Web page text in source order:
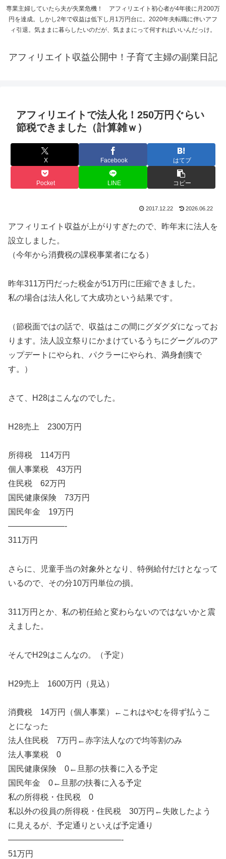
専業主婦していたら夫が失業危機！ アフィリエイト初心者が4年後に月200万
円を達成。しかし2年で収益は低下し月1万円台に。2020年夫転職に伴いアフ
ィ引退。気ままに暮らしたいのだが、気ままにって何すればいいんだっけ。
アフィリエイト収益公開中！子育て主婦の副業日記
アフィリエイトで法人化！250万円ぐらい
節税できました（計算雑ｗ）
X Facebook はてブ
Pocket LINE コピー
2017.12.22 2026.06.22
アフィリエイト収益が上がりすぎたので、昨年末に法人を
設立しました。
（今年から消費税の課税事業者になる）
昨年311万円だった税金が51万円に圧縮できました。
私の場合は法人化して大成功という結果です。
（節税面ではの話で、収益はこの間にグダグダになってお
ります。法人設立祭りにかまけているうちにグーグルのア
ップデートにやられ、パクラーにやられ、満身創痍で
す。）
さて、H28はこんなのでした。
H28売上 2300万円
所得税 114万円
個人事業税 43万円
住民税 62万円
国民健康保険 73万円
国民年金 19万円
———————-
311万円
さらに、児童手当の対象外となり、特例給付だけとなって
いるので、その分10万円単位の損。
311万円とか、私の初任給と変わらないのではないかと震
えました。
そんでH29はこんなの。（予定）
H29売上 1600万円（見込）
消費税 14万円（個人事業）←これはやむを得ず払うこ
とになった
法人住民税 7万円←赤字法人なので均等割のみ
法人事業税 0
国民健康保険 0←旦那の扶養に入る予定
国民年金 0←旦那の扶養に入る予定
私の所得税・住民税 0
私以外の役員の所得税・住民税 30万円←失敗したよう
に見えるが、予定通りといえば予定通り
——————————————-
51万円